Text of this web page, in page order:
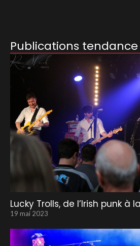
Publications tendance
Lucky Trolls, de l’Irish punk à
19 mai 2023